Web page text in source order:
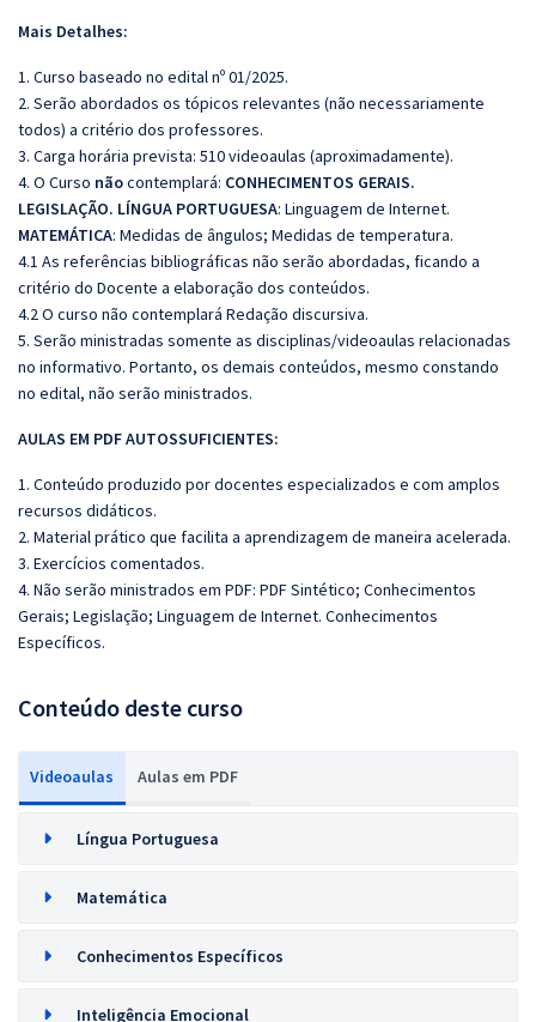
Mais Detalhes:
1. Curso baseado no edital nº 01/2025.
2. Serão abordados os tópicos relevantes (não necessariamente
todos) a critério dos professores.
3. Carga horária prevista: 510 videoaulas (aproximadamente).
4. O Curso nãocontemplará: CONHECIMENTOS GERAIS.
LEGISLAÇÃO. LÍNGUA PORTUGUESA: Linguagem de Internet.
MATEMÁTICA: Medidas de ângulos; Medidas de temperatura.
4.1 As referências bibliográficas não serão abordadas, ficando a
critério do Docente a elaboração dos conteúdos.
4.2 O curso não contemplará Redação discursiva.
5. Serão ministradas somente as disciplinas/videoaulas relacionadas
no informativo. Portanto, os demais conteúdos, mesmo constando
no edital, não serão ministrados.
AULAS EM PDF AUTOSSUFICIENTES:
1. Conteúdo produzido por docentes especializados e com amplos
recursos didáticos.
2. Material prático que facilita a aprendizagem de maneira acelerada.
3. Exercícios comentados.
4. Não serão ministrados em PDF: PDF Sintético; Conhecimentos
Gerais; Legislação; Linguagem de Internet. Conhecimentos
Específicos.
Conteúdo deste curso
Videoaulas Aulas em PDF
Língua Portuguesa
Matemática
Conhecimentos Específicos
Inteligência Emocional